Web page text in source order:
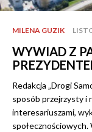
MILENA GUZIK
WYWIAD Z
Redakcja „Drogi
sposób przejrzysty i
interesariuszami,